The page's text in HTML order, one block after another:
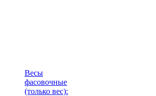
Весы
фасовочные
(только вес):